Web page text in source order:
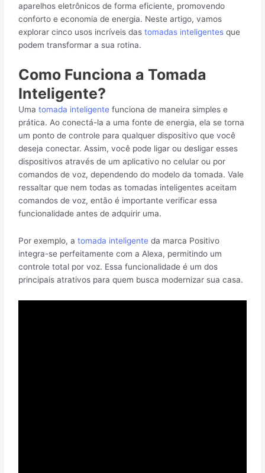
aparelhos eletrônicos de forma eficiente, promovendo
conforto e economia de energia. Neste artigo, vamos
explorar cinco usos incríveis dastomadas inteligentesque
podem transformar a sua rotina.
Como Funciona a Tomada
Inteligente?
Umatomada inteligente funciona de maneira simples e
prática. Ao conectá-la a uma fonte de energia, ela se torna
um ponto de controle para qualquer dispositivo que você
deseja conectar. Assim, você pode ligar ou desligar esses
dispositivos através de um aplicativo no celular ou por
comandos de voz, dependendo do modelo da tomada. Vale
ressaltar que nem todas as tomadas inteligentes aceitam
comandos de voz, então é importante verificar essa
funcionalidade antes de adquirir uma.
Por exemplo, atomada inteligente da marca Positivo
integra-se perfeitamente com a Alexa, permitindo um
controle total por voz. Essa funcionalidade é um dos
principais atrativos para quem busca modernizar sua casa.